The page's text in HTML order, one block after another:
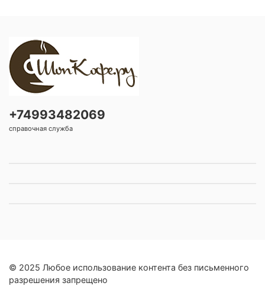
+74993482069
справочная служба
© 2025 Любое использование контента без письменного
разрешения запрещено